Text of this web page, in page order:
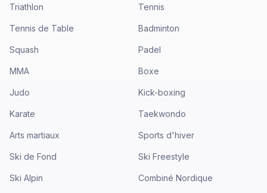
Triathlon Tennis
Tennis de Table Badminton
Squash Padel
MMA Boxe
Judo Kick-boxing
Karate Taekwondo
Arts martiaux Sports d'hiver
Ski de Fond Ski Freestyle
Ski Alpin Combiné Nordique